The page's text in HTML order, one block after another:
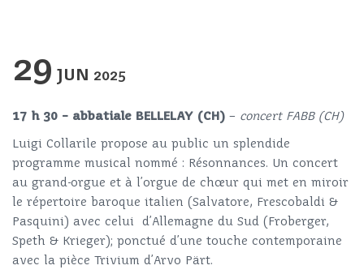
29 JUN 2025
17 h 30 – abbatiale BELLELAY (CH) – concert FABB (CH)
Luigi Collarile propose au public un splendide
programme musical nommé : Résonnances. Un concert
au grand-orgue et à l’orgue de chœur qui met en miroir
le répertoire baroque italien (Salvatore, Frescobaldi &
Pasquini) avec celui d’Allemagne du Sud (Froberger,
Speth & Krieger); ponctué d’une touche contemporaine
avec la pièce Trivium d’Arvo Pärt.